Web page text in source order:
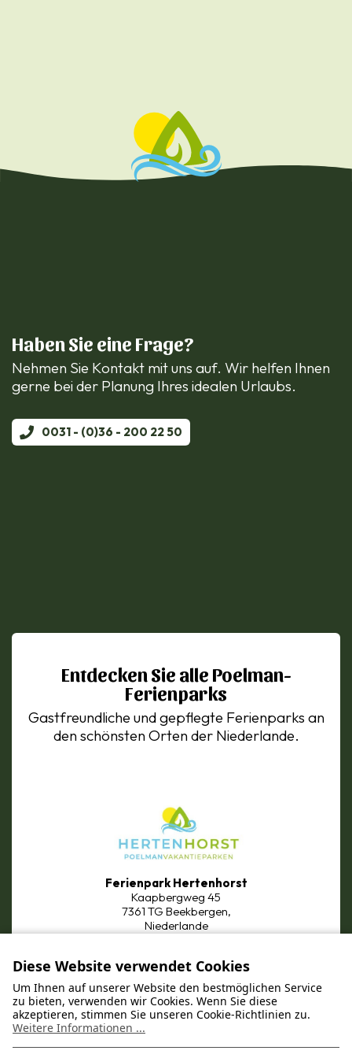
Haben Sie eine Frage?
Nehmen Sie Kontakt mit uns auf. Wir helfen Ihnen
gerne bei der Planung Ihres idealen Urlaubs.
0031 - (0)36 - 200 22 50
Entdecken Sie alle Poelman-
Ferienparks
Gastfreundliche und gepflegte Ferienparks an
den schönsten Orten der Niederlande.
Ferienpark Hertenhorst
Kaapbergweg 45
7361 TG Beekbergen,
Niederlande
Ferienpark Bronckhorst
Diese Website verwendet Cookies
Um Ihnen auf unserer Website den bestmöglichen Service
zu bieten, verwenden wir Cookies. Wenn Sie diese
akzeptieren, stimmen Sie unseren Cookie-Richtlinien zu.
Weitere Informationen ...